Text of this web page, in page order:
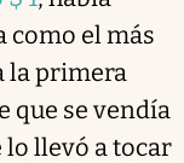
como el más
la primera
que se vendía
lo llevó a tocar